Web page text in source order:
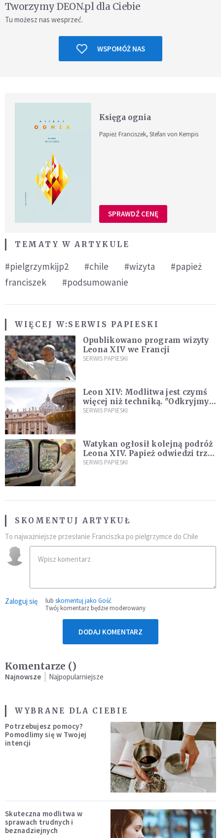
Tworzymy DEON.pl dla Ciebie
Tu możesz nas wesprzeć.
WSPOMÓŻ NAS
Księga ognia
Papież Franciszek, Stefan von Kempis
SPRAWDŹ CENĘ
TEMATY W ARTYKULE
#pielgrzymkijp2 #chile #wizyta
#papież
franciszek
#podsumowanie
WIĘCEJ W:SERWIS PAPIESKI
Opublikowano program wizyty
Leona XIV we Francji
SERWIS PAPIESKI
Leon XIV: Modlitwa jest czymś
więcej niż techniką. "Odkryjmy
ją na nowo"
SERWIS PAPIESKI
Watykan ogłosił kolejną podróż
Leona XIV. Papież odwiedzi trzy
kraje Ameryki Południowej
SERWIS PAPIESKI
SKOMENTUJ ARTYKUŁ
To najważniejsze przesłanie Franciszka po pielgrzymce do Chile
Zaloguj się lub skomentuj jako Gość
Twój komentarz będzie moderowany
DODAJ KOMENTARZ
Komentarze ()
Najnowsze Najpopularniejsze
WYBRANE DLA CIEBIE
Potrzebujesz pomocy?
Pomodlimy się w Twojej
intencji
Skuteczna modlitwa w
sprawach trudnych i
beznadziejnych